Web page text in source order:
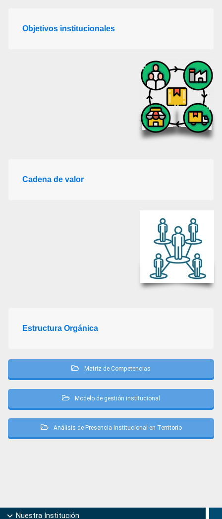
Objetivos institucionales
Cadena de valor
Estructura Orgánica
Matriz de Competencias
Modelo de gestión institucional
Análisis de Presencia Institucional en Territorio
Nuestra Institución